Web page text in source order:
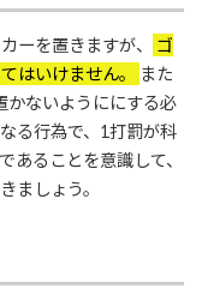
ーを置きますが、
ゴ
はいけません。
また
かないようににする必
る行為で、1打罰が科
あることを意識して、
ましょう。